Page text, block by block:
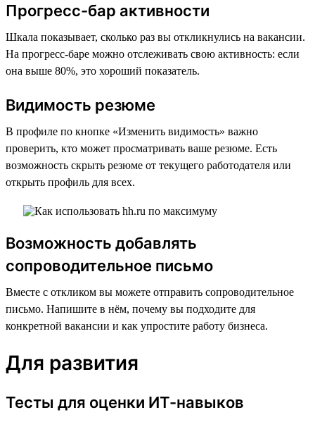
Прогресс-бар активности
Шкала показывает, сколько раз вы откликнулись на вакансии.
На прогресс-баре можно отслеживать свою активность: если
она выше 80%, это хороший показатель.
Видимость резюме
В профиле по кнопке «Изменить видимость» важно
проверить, кто может просматривать ваше резюме. Есть
возможность скрыть резюме от текущего работодателя или
открыть профиль для всех.
Возможность добавлять
сопроводительное письмо
Вместе с откликом вы можете отправить сопроводительное
письмо. Напишите в нём, почему вы подходите для
конкретной вакансии и как упростите работу бизнеса.
Для развития
Тесты для оценки ИТ-навыков